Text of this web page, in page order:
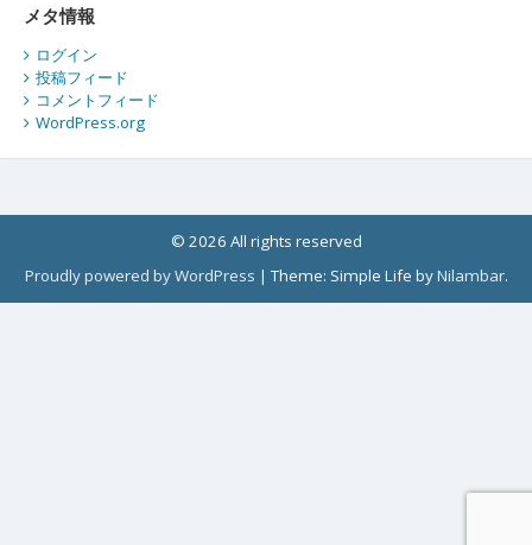
メタ情報
ログイン
投稿フィード
コメントフィード
WordPress.org
© 2026 All rights reserved
Proudly powered by WordPress |Theme: Simple Life byNilambar.